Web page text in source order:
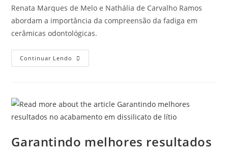
Renata Marques de Melo e Nathália de Carvalho Ramos
abordam a importância da compreensão da fadiga em
cerâmicas odontológicas.
Continuar Lendo
Garantindo melhores resultados